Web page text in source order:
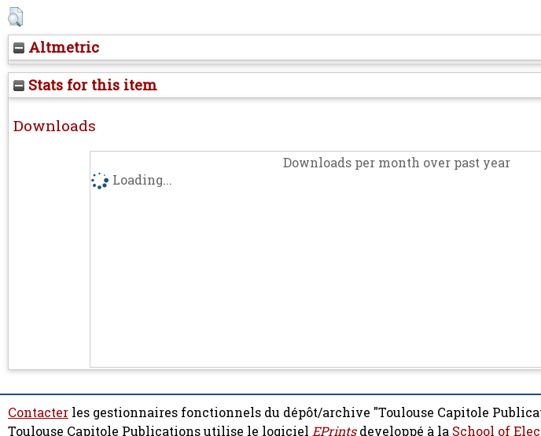
Altmetric
Stats for this item
Downloads
Downloads per month over past year
Loading...
Contacter les gestionnaires fonctionnels du dépôt/archive "Toulouse Capitole
Toulouse Capitole Publications utilise le logiciel EPrintsdeveloppé à la School of